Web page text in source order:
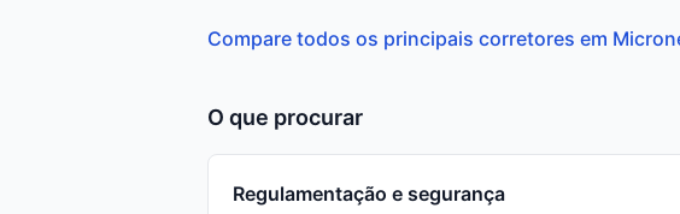
Compare todos os principais corretores em
O que procurar
Regulamentação e segurança